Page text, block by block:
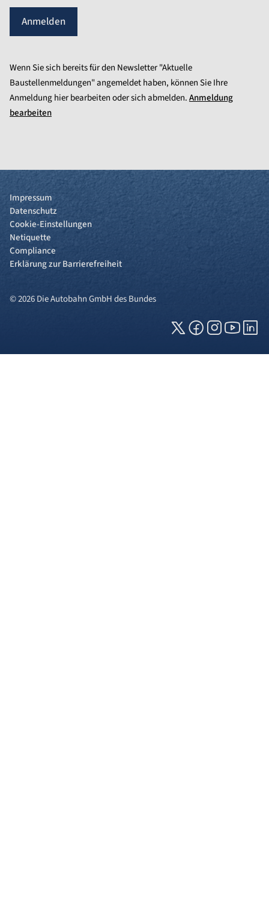
Anmelden
Wenn Sie sich bereits für den Newsletter "Aktuelle
Baustellenmeldungen" angemeldet haben, können Sie Ihre
Anmeldung hier bearbeiten oder sich abmelden.Anmeldung
bearbeiten
Impressum
Datenschutz
Cookie-Einstellungen
Netiquette
Compliance
Erklärung zur Barrierefreiheit
© 2026 Die Autobahn GmbH des Bundes